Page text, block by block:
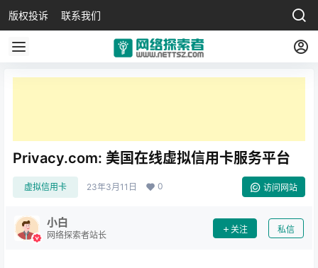
版权投诉 联系我们
Privacy.com: 美国在线虚拟信用卡服务平台
虚拟信用卡 23年3月11日 0 访问网站
小白
网络探索者站长
关注 私信